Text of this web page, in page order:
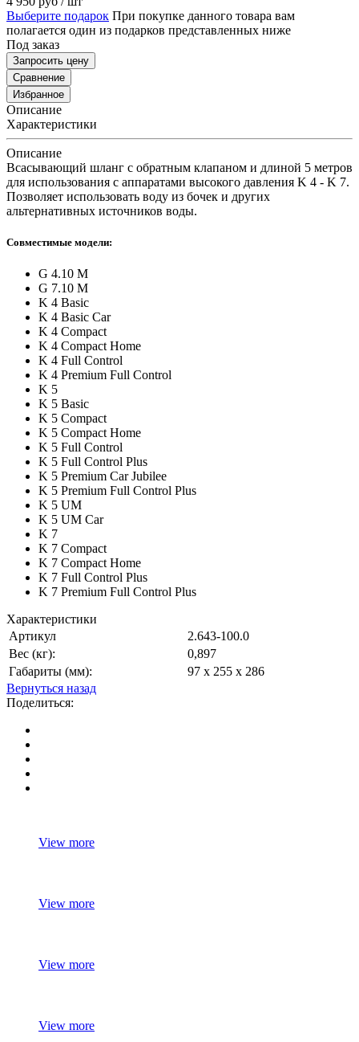
Выберите подарок При покупке данного товара вам
полагается один из подарков представленных ниже
Под заказ
Запросить цену
Сравнение
Избранное
Описание
Характеристики
Описание
Всасывающий шланг с обратным клапаном и длиной 5 метров
для использования с аппаратами высокого давления K 4 - K 7.
Позволяет использовать воду из бочек и других
альтернативных источников воды.
Совместимые модели:
G 4.10 M
G 7.10 M
K 4 Basic
K 4 Basic Car
K 4 Compact
K 4 Compact Home
K 4 Full Control
K 4 Premium Full Control
K 5
K 5 Basic
K 5 Compact
K 5 Compact Home
K 5 Full Control
K 5 Full Control Plus
K 5 Premium Car Jubilee
K 5 Premium Full Control Plus
K 5 UM
K 5 UM Car
K 7
K 7 Compact
K 7 Compact Home
K 7 Full Control Plus
K 7 Premium Full Control Plus
Характеристики
Артикул
2.643-100.0
Вес (кг):
0,897
Габариты (мм):
97 x 255 x 286
Вернуться назад
Поделиться:
View more
View more
View more
View more